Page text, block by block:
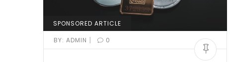
SPONSORED ARTICLE
BY: ADMIN | 0